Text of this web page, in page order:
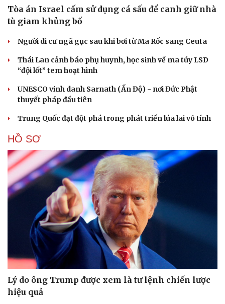
Tòa án Israel cấm sử dụng cá sấu để canh giữ nhà
tù giam khủng bố
Người di cư ngã gục sau khi bơi từ Ma Rốc sang Ceuta
Thái Lan cảnh báo phụ huynh, học sinh về ma túy LSD
“đội lốt” tem hoạt hình
UNESCO vinh danh Sarnath (Ấn Độ) - nơi Đức Phật
thuyết pháp đầu tiên
Trung Quốc đạt đột phá trong phát triển lúa lai vô tính
HỒ SƠ
Lý do ông Trump được xem là tư lệnh chiến lược
hiệu quả